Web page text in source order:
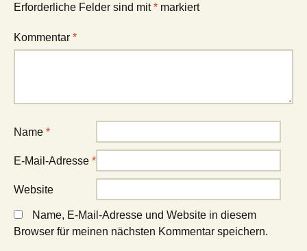
Erforderliche Felder sind mit* markiert
Kommentar *
Name *
E-Mail-Adresse *
Website
Name, E-Mail-Adresse und Website in diesem
Browser für meinen nächsten Kommentar speichern.